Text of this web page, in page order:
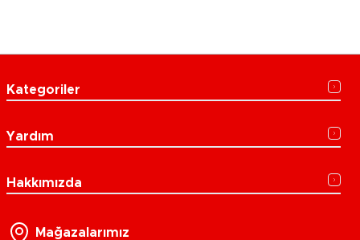
Kategoriler
Yardım
Hakkımızda
Mağazalarımız